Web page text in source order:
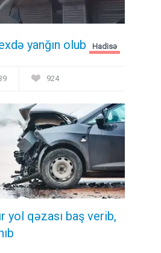
yanğın olub Hadisə
924
yol qəzası baş verib,